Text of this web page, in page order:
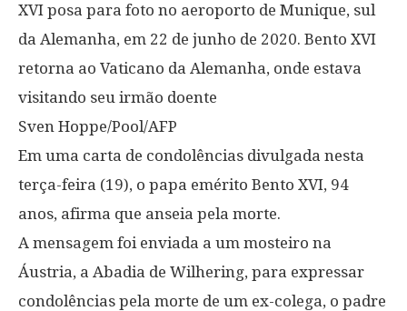
XVI posa para foto no aeroporto de Munique, sul
da Alemanha, em 22 de junho de 2020. Bento XVI
retorna ao Vaticano da Alemanha, onde estava
visitando seu irmão doente
Sven Hoppe/Pool/AFP
Em uma carta de condolências divulgada nesta
terça-feira (19), o papa emérito Bento XVI, 94
anos, afirma que anseia pela morte.
A mensagem foi enviada a um mosteiro na
Áustria, a Abadia de Wilhering, para expressar
condolências pela morte de um ex-colega, o padre